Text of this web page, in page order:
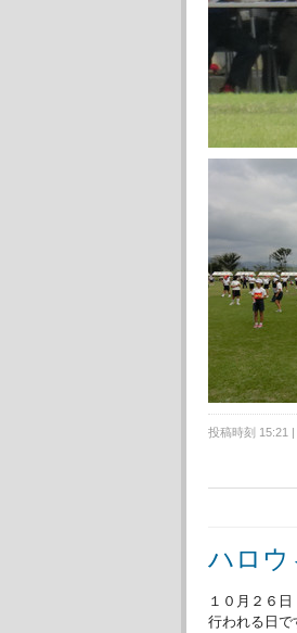
投稿時刻 15:21 |
ハロウ
１０月２６
行われる日で